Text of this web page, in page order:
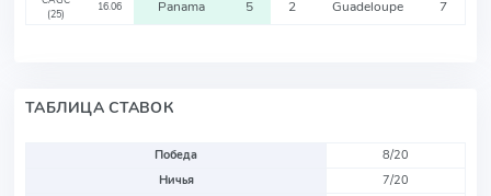
(25)
16.06 Panama 5 2 Guadeloupe 7
ТАБЛИЦА СТАВОК
Победа
8/20
Ничья
7/20